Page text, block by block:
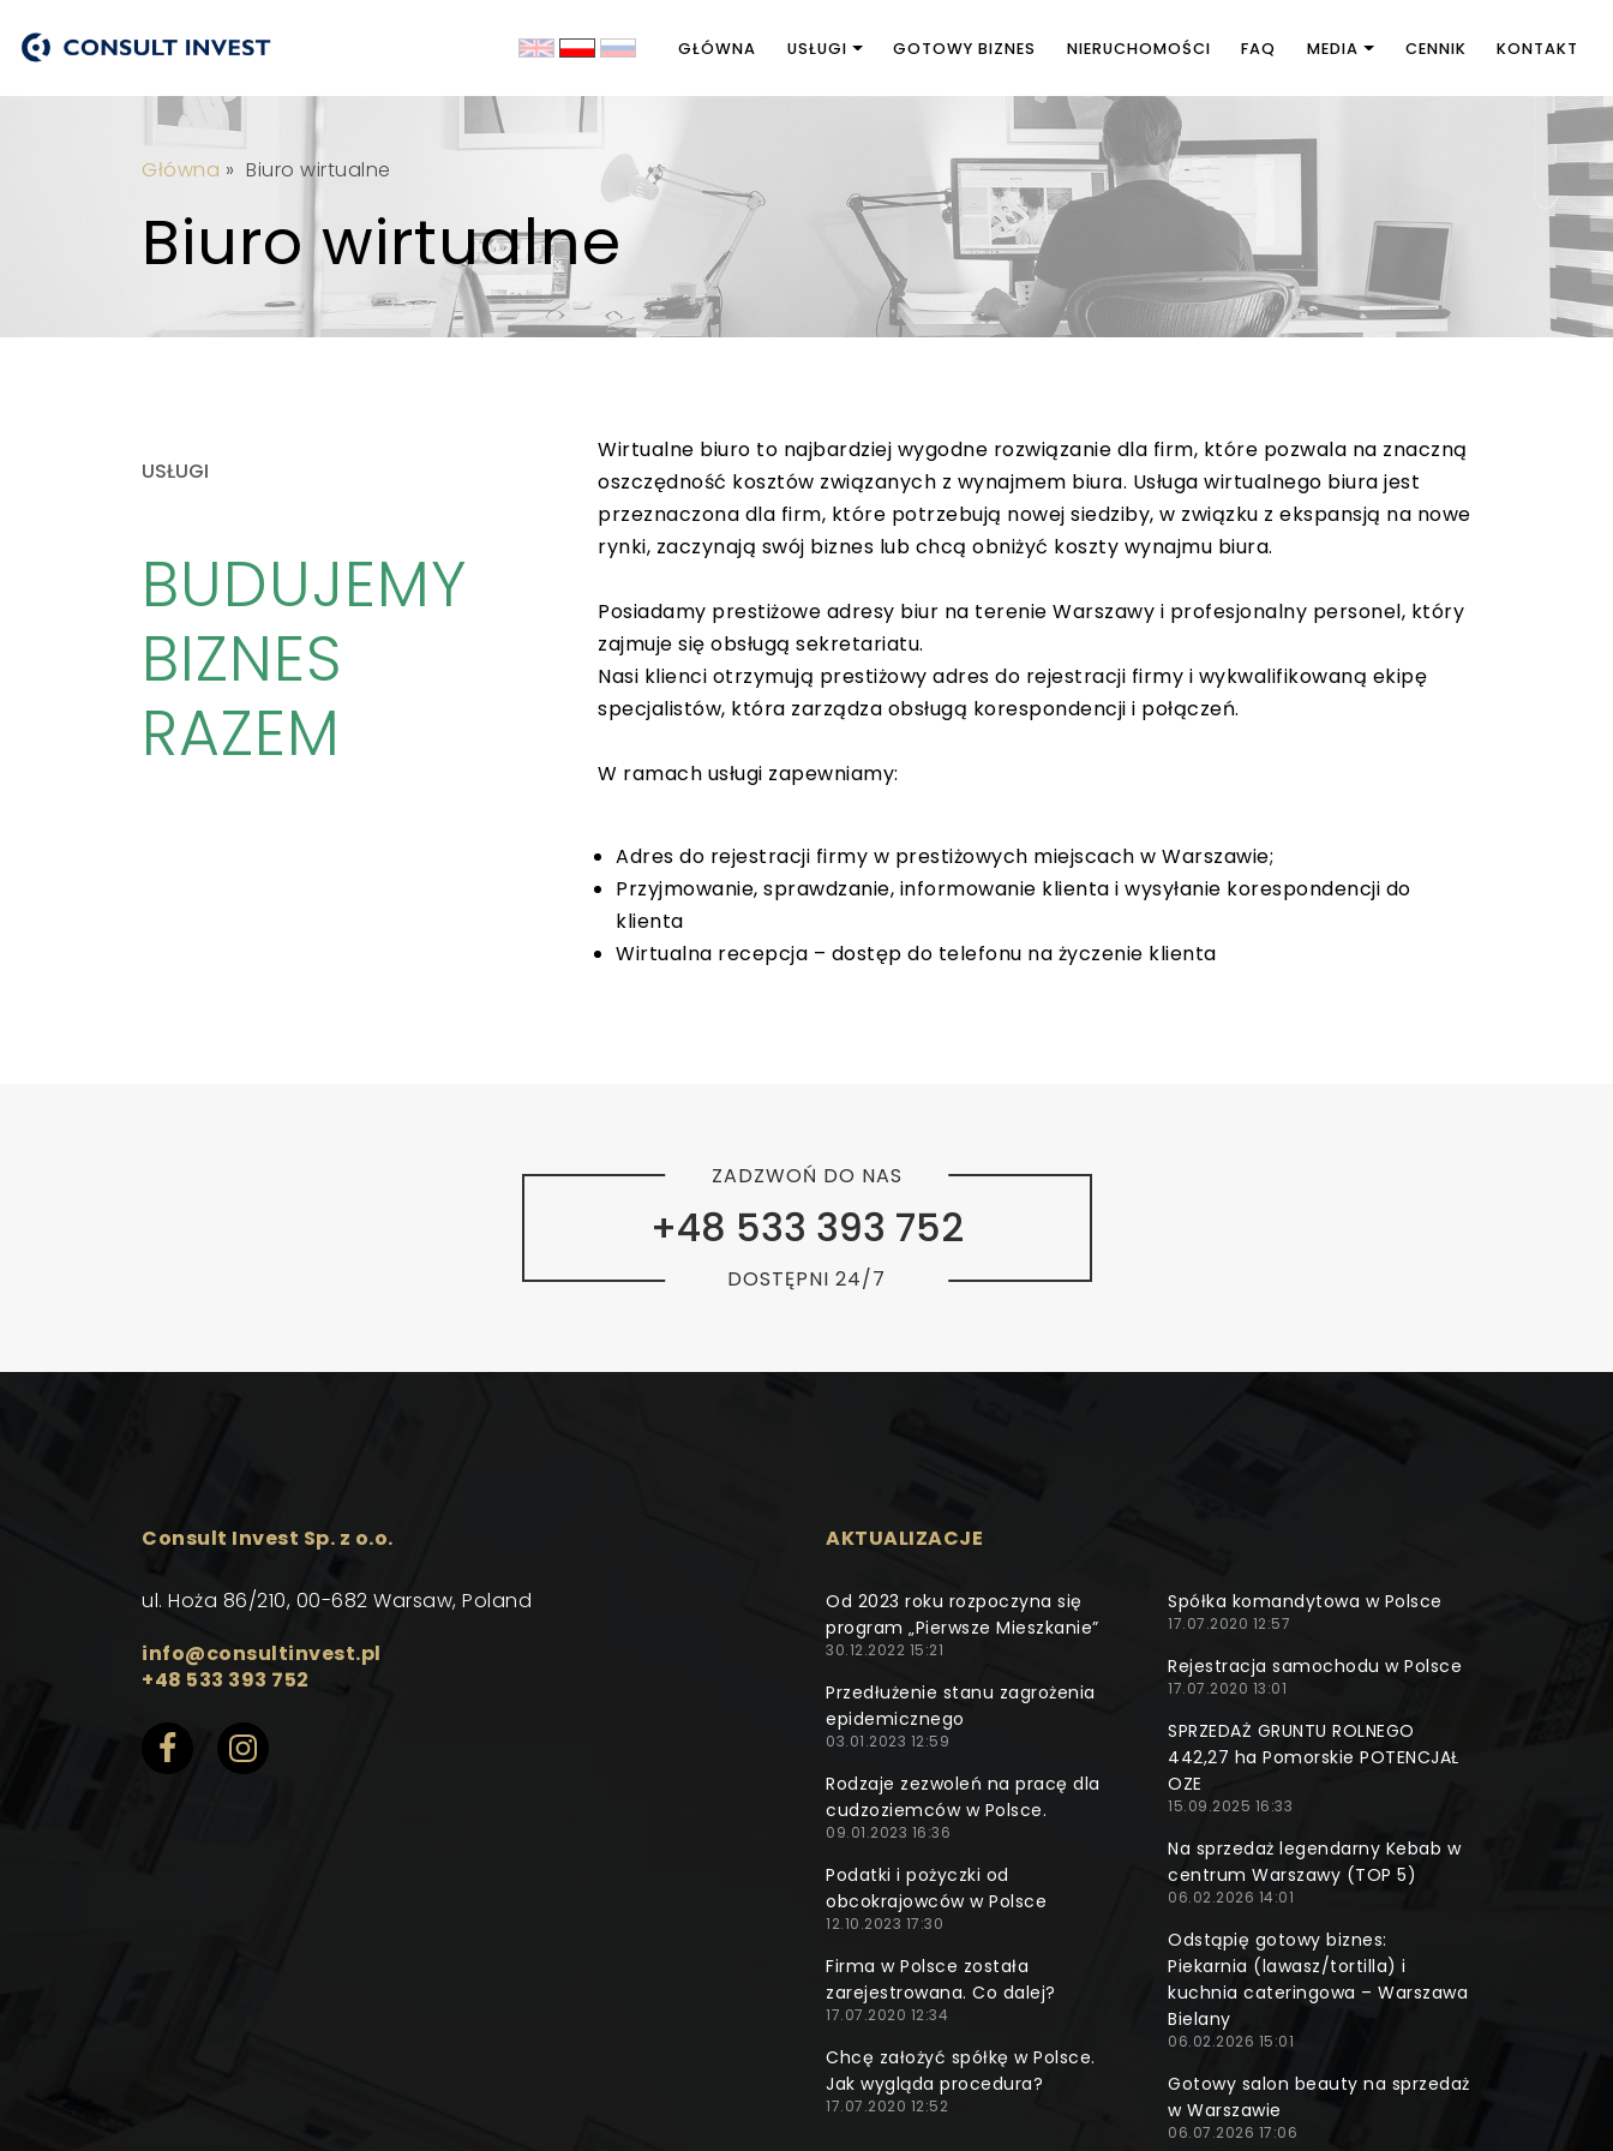
GŁÓWNA USŁUGI GOTOWY BIZNES NIERUCHOMOŚCI FAQ MEDIA CENNIK KONTAKT
Główna » Biuro wirtualne
Biuro wirtualne
USŁUGI
BUDUJEMY
BIZNES
RAZEM
Wirtualne biuro to najbardziej wygodne rozwiązanie dla firm, które pozwala na znaczną
oszczędność kosztów związanych z wynajmem biura. Usługa wirtualnego biura jest
przeznaczona dla firm, które potrzebują nowej siedziby, w związku z ekspansją na nowe
rynki, zaczynają swój biznes lub chcą obniżyć koszty wynajmu biura.
Posiadamy prestiżowe adresy biur na terenie Warszawy i profesjonalny personel, który
zajmuje się obsługą sekretariatu.
Nasi klienci otrzymują prestiżowy adres do rejestracji firmy i wykwalifikowaną ekipę
specjalistów, która zarządza obsługą korespondencji i połączeń.
W ramach usługi zapewniamy:
Adres do rejestracji firmy w prestiżowych miejscach w Warszawie;
Przyjmowanie, sprawdzanie, informowanie klienta i wysyłanie korespondencji do
klienta
Wirtualna recepcja – dostęp do telefonu na życzenie klienta
+48 533 393 752
ZADZWOŃ DO NAS
DOSTĘPNI 24/7
Consult Invest Sp. z o.o.
ul. Hoża 86/210, 00-682 Warsaw, Poland
info@consultinvest.pl
+48 533 393 752
AKTUALIZACJE
Od 2023 roku rozpoczyna się
program „Pierwsze Mieszkanie”
30.12.2022 15:21
Przedłużenie stanu zagrożenia
epidemicznego
03.01.2023 12:59
Rodzaje zezwoleń na pracę dla
cudzoziemców w Polsce.
09.01.2023 16:36
Podatki i pożyczki od
obcokrajowców w Polsce
12.10.2023 17:30
Firma w Polsce została
zarejestrowana. Co dalej?
17.07.2020 12:34
Chcę założyć spółkę w Polsce.
Jak wygląda procedura?
17.07.2020 12:52
Spółka komandytowa w Polsce
17.07.2020 12:57
Rejestracja samochodu w Polsce
17.07.2020 13:01
SPRZEDAŻ GRUNTU ROLNEGO
442,27 ha Pomorskie POTENCJAŁ
OZE
15.09.2025 16:33
Na sprzedaż legendarny Kebab w
centrum Warszawy (TOP 5)
06.02.2026 14:01
Odstąpię gotowy biznes:
Piekarnia (lawasz/tortilla) i
kuchnia cateringowa – Warszawa
Bielany
06.02.2026 15:01
Gotowy salon beauty na sprzedaż
w Warszawie
06.07.2026 17:06